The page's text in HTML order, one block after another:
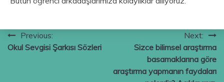
Yazı
gezinmesi
Previous:
Okul Sevgisi Şarkısı Sözleri
Next:
Sizce bilimsel araştırma
basamaklarına göre
araştırma yapmanın faydaları